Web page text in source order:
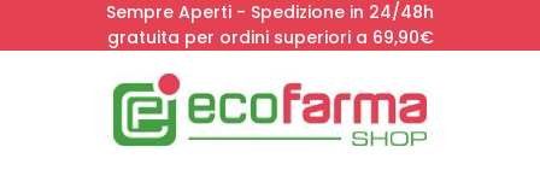
Sempre Aperti - Spedizione in 24/48h
gratuita per ordini superiori a 69,90€